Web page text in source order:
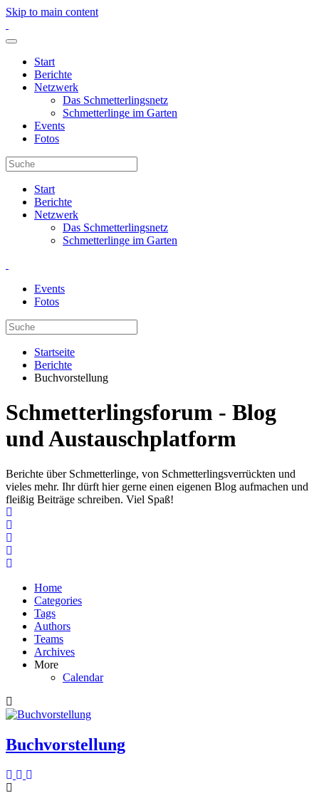
Skip to main content
Start
Berichte
Netzwerk
Das Schmetterlingsnetz
Schmetterlinge im Garten
Events
Fotos
Start
Berichte
Netzwerk
Das Schmetterlingsnetz
Schmetterlinge im Garten
Events
Fotos
Startseite
Berichte
Buchvorstellung
Schmetterlingsforum - Blog
und Austauschplatform
Berichte über Schmetterlinge, von Schmetterlingsverrückten und
vieles mehr. Ihr dürft hier gerne einen eigenen Blog aufmachen und
fleißig Beiträge schreiben. Viel Spaß!
Home
Categories
Tags
Authors
Teams
Archives
More
Calendar
Buchvorstellung